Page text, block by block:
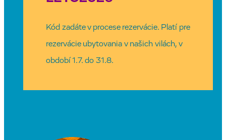
Kód zadáte v procese rezervácie. Platí pre
rezervácie ubytovania v našich vilách, v
období 1.7. do 31.8.